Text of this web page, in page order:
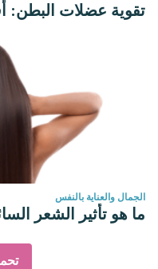
تقوية عضلات البطن:
الجمال والعناية بالنفس
ما هو تأثير الشعر